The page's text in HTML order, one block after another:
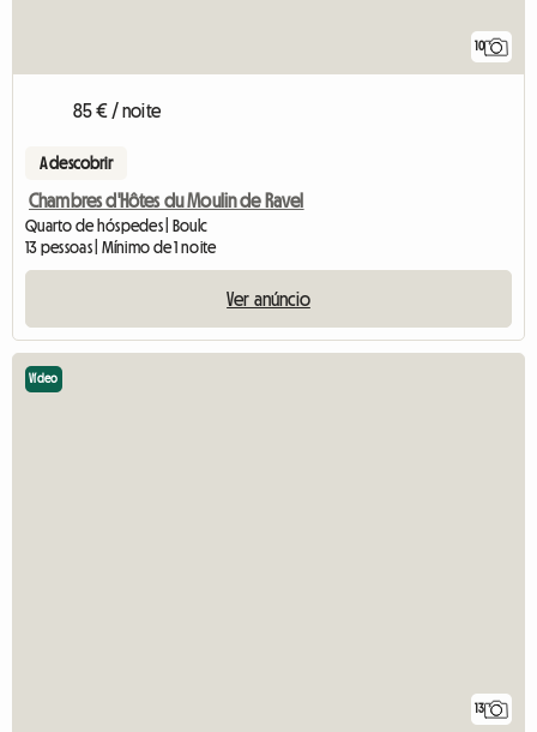
10
85 € / noite
A descobrir
Chambres d'Hôtes du Moulin de Ravel
Quarto de hóspedes | Boulc
13 pessoas | Mínimo de 1 noite
Ver anúncio
13
Vídeo